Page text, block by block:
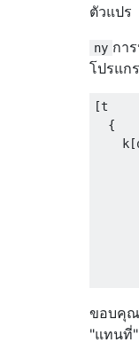
ตัวแปร
ny กา
โปรแก
[t
{
ขอบคุณ
"แทนที่"